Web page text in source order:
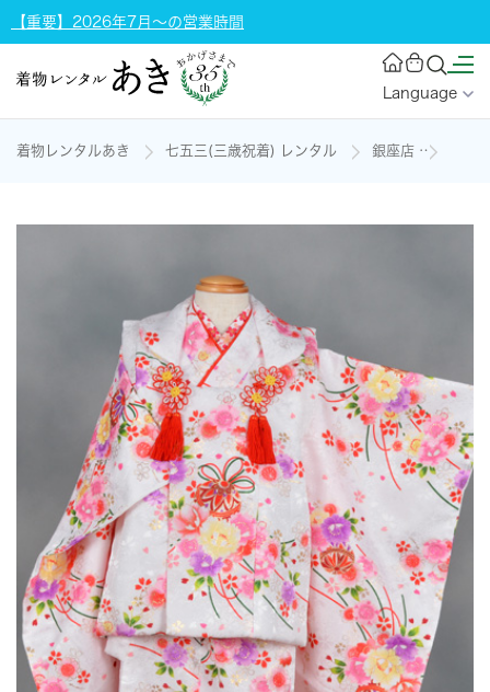
【重要】2026年7月～の営業時間
Language
着物レンタルあき 七五三(三歳祝着) レンタル 銀座店